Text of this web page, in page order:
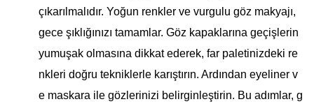
çıkarılmalıdır. Yoğun renkler ve vurgulu göz makyajı,
gece şıklığınızı tamamlar. Göz kapaklarına geçişlerin
yumuşak olmasına dikkat ederek, far paletinizdeki re
nkleri doğru tekniklerle karıştırın. Ardından eyeliner v
e maskara ile gözlerinizi belirginleştirin. Bu adımlar, g